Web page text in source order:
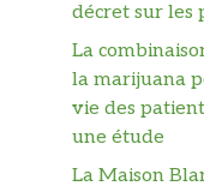
décret sur les
La
la marijuana
vie des
une étude
La Maison